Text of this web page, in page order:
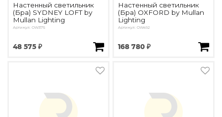
Настенный светильник
(Бра) SYDNEY LOFT by
Mullan Lighting
Артикул: OW375
48 575 ₽
Настенный светильник
(Бра) OXFORD by Mullan
Lighting
Артикул: OW492
168 780 ₽